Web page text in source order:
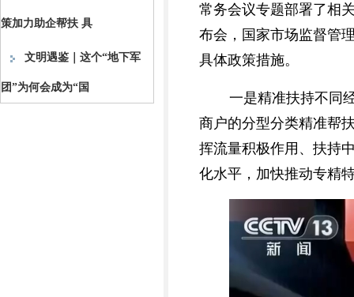
策加力助企帮扶 具
文明遇鉴｜这个“地下军
团”为何会成为“国
常务会议专题部署了相
布会，国家市场监督管
具体政策措施。
一是精准扶持不同
商户的分型分类精准帮
挥流量积极作用、扶持
化水平，加快推动专精